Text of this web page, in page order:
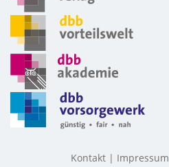
Kontakt Impressum